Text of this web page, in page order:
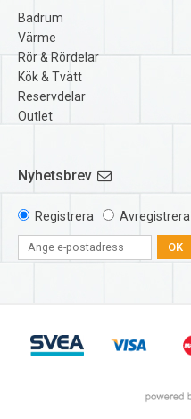
Badrum
Värme
Rör & Rördelar
Kök & Tvätt
Reservdelar
Outlet
Nyhetsbrev
Registrera Avregistrera
OK